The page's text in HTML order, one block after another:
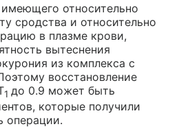
относительно
сродства и относительно
в плазме крови,
вытеснения
из комплекса с
восстановление
1 до 0.9 может быть
которые получили
операции.